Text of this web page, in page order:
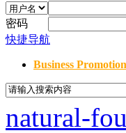
密码
快捷导航
Business
natural-